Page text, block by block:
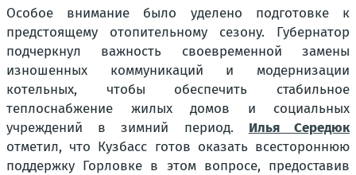
Особое внимание было уделено подготовке к
предстоящему отопительному сезону. Губернатор
подчеркнул важность своевременной замены
изношенных коммуникаций и модернизации
котельных, чтобы обеспечить стабильное
теплоснабжение жилых домов и социальных
учреждений в зимний период. Илья Середюк
отметил, что Кузбасс готов оказать всестороннюю
поддержку Горловке в этом вопросе, предоставив